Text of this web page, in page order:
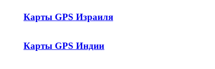
Карты GPS Израиля
Карты GPS Индии